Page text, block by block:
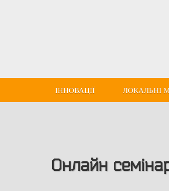
ІННОВАЦІЇ ЛОКАЛЬНІ
Онлайн